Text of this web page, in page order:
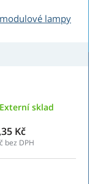
lampy
Externí sklad
Kč
bez DPH